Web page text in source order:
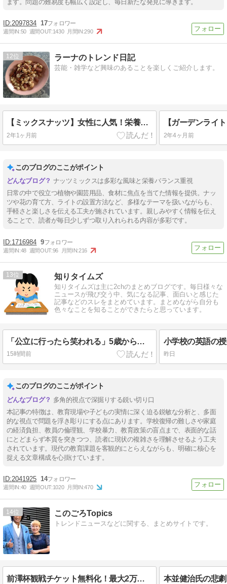
ます。問題の難易度も幅広く設定し、毎日新たな発見に導きます。
2097834 17
週間IN:50 週間OUT:1430 月間IN:290
12 ラーナのトレンド日記
芸能・雑学など興味のあることを楽しくご紹介します。
【ミックスナッツ】女性に人気！栄養成分は！？
2年1ヶ月前 2年4ヶ月前
このブログのここがポイント
ナッツミックスは多彩な風味と栄養バランス重視
日常の中で役立つ植物や園芸用品、食材に焦点を当てた情報を提供。ナッ
ツや花の育て方、ライトの設置方法など、多様なテーマを扱いながらも、
手軽さと楽しさを伝える工夫が施されています。親しみやすく情報を伝え
ることで、読者が毎日少しずつ取り入れられる内容が多彩です。
1716984 9
週間IN:48 週間OUT:96 月間IN:216
13 知りタイムズ
知りタイムズは主に2chのまとめブログです。毎日様々な
ニュースが飛び交う中、気になる記事、面白いと感じた
記事などのスレをまとめています。まとめながら自分も
色々なことを知ることができたらと思っています。
「公立に行ったら笑われる」5歳から受験漬け。高校まで公立の39歳夫が見た妻の「ある豹変」とは【専門家助言】
15時間前 昨日
このブログのここがポイント
多角的視点で深掘りする鋭い切り口
本記事の特徴は、教育現場や子どもの実情に深く迫る鋭敏な分析と、多面
的な視点で問題を浮き彫りにする点にあります。学校復帰の難しさや家庭
の経済負担、教員の倫理観、学校暴力、教育政策の盲点まで、表面的な話
にとどまらず本質を突きつつ、読者に現状の複雑さを理解させるよう工夫
されています。現代の教育課題を客観的にとらえながらも、明確に核心を
捉える文章構成を心掛けています。
2041925 14
週間IN:40 週間OUT:1020 月間IN:470
14 このごろTopics
トレンドニュースなどに関する、まとめサイトです。
前澤杯観戦チケット無料化！最大2万人が楽しむゴルフイベントの魅力